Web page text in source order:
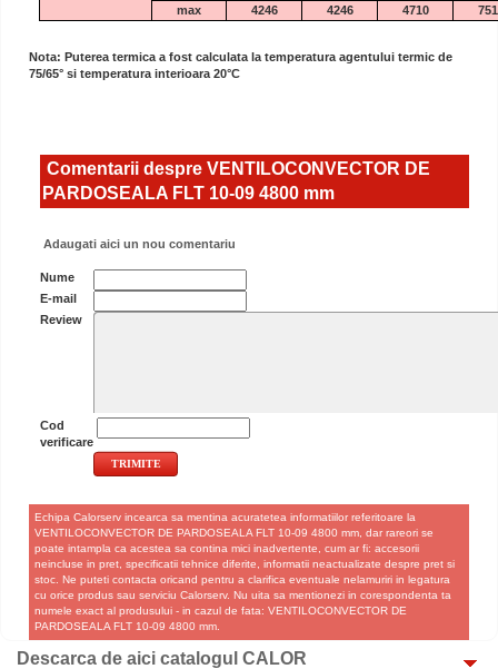
max 4246 4246 4710
Nota: Puterea termica a fost calculata la temperatura agentului termic de
75/65° si temperatura interioara 20°C
Comentarii despre VENTILOCONVECTOR DE
PARDOSEALA FLT 10-09 4800 mm
Adaugati aici un nou comentariu
Nume
E-mail
Review
Cod
verificare
Echipa Calorserv incearca sa mentina acuratetea informatiilor referitoare la
VENTILOCONVECTOR DE PARDOSEALA FLT 10-09 4800 mm, dar rareori se
poate intampla ca acestea sa contina mici inadvertente, cum ar fi: accesorii
neincluse in pret, specificatii tehnice diferite, informatii neactualizate despre pret si
stoc. Ne puteti contacta oricand pentru a clarifica eventuale nelamuriri in legatura
cu orice produs sau serviciu Calorserv. Nu uita sa mentionezi in corespondenta ta
numele exact al produsului - in cazul de fata: VENTILOCONVECTOR DE
PARDOSEALA FLT 10-09 4800 mm.
Descarca de aici catalogul CALOR